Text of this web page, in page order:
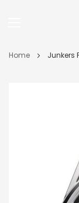
Direkt
Home Junkers